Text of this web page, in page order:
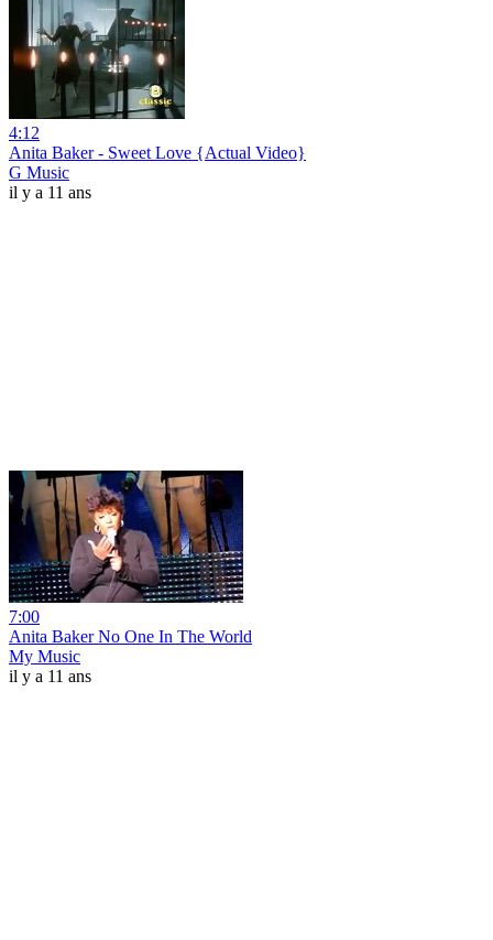
4:12
Anita Baker - Sweet Love {Actual Video}
G Music
il y a 11 ans
7:00
Anita Baker No One In The World
My Music
il y a 11 ans